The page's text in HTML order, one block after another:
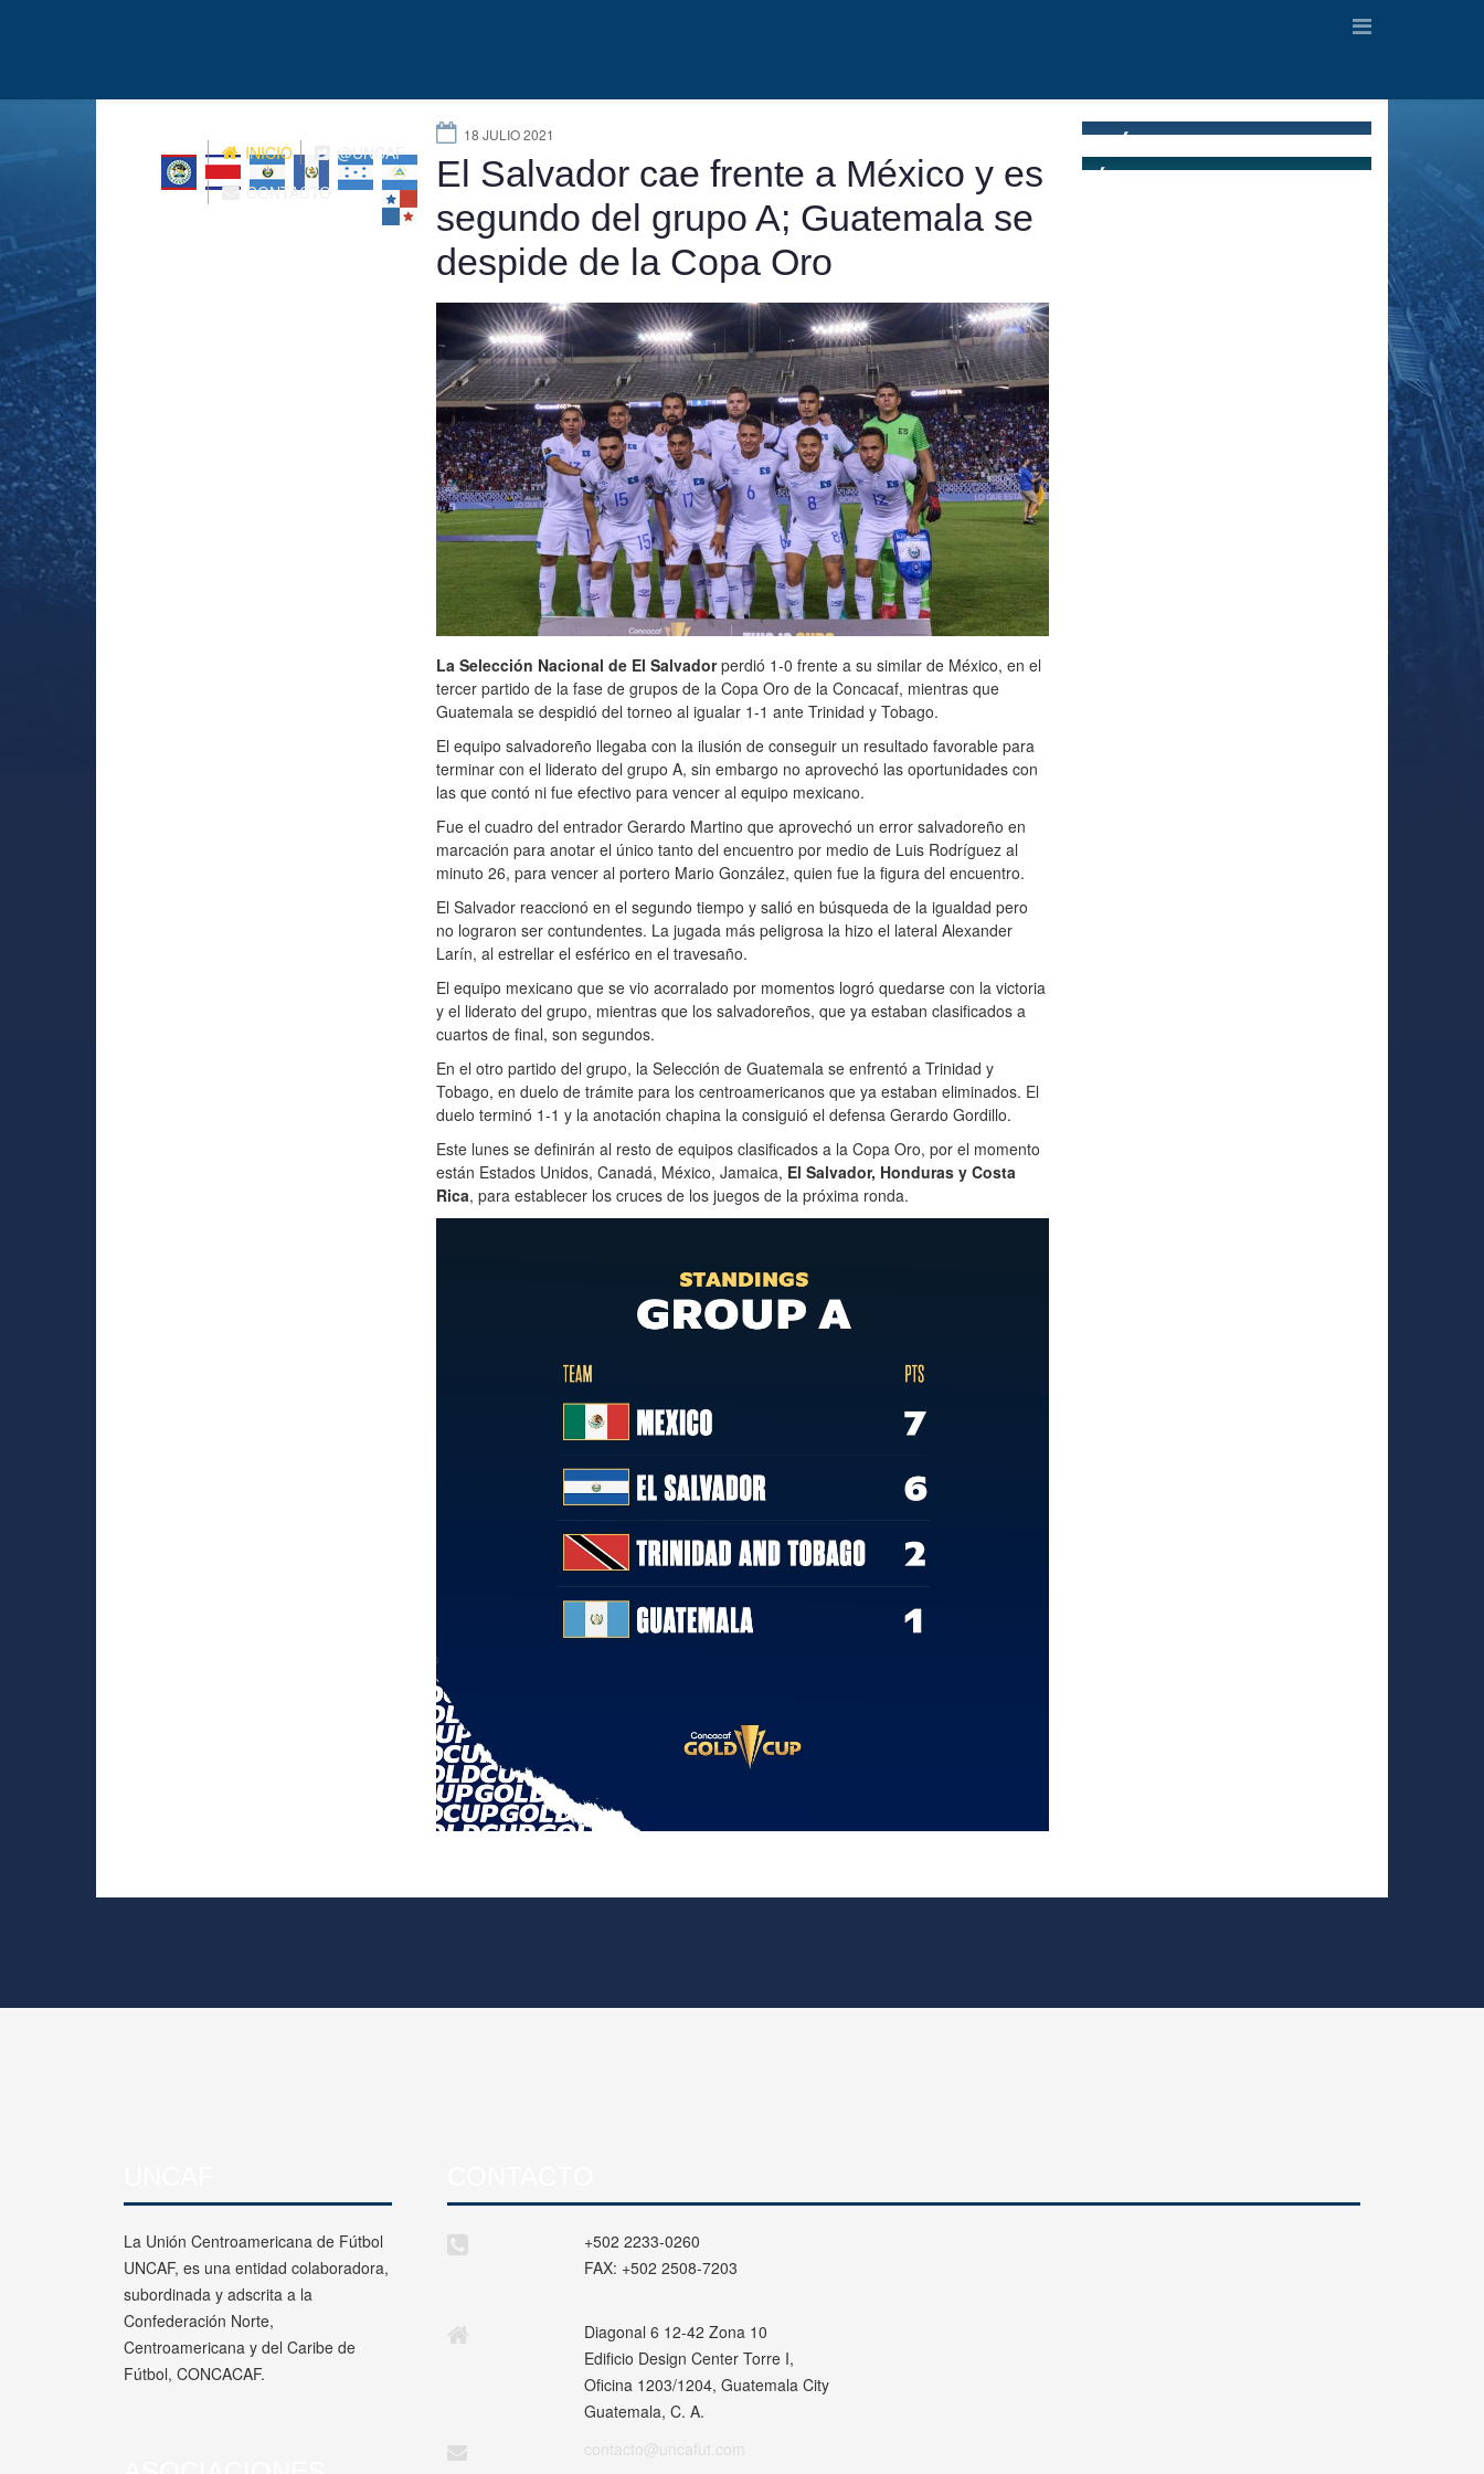
INICIO
@UNCAF
CONTACTO
18 JULIO 2021
El Salvador cae frente a México y es
segundo del grupo A; Guatemala se
despide de la Copa Oro
La Selección Nacional de El Salvadorperdió 1-0 frente a su similar de México, en el
tercer partido de la fase de grupos de la Copa Oro de la Concacaf, mientras que
Guatemala se despidió del torneo al igualar 1-1 ante Trinidad y Tobago.
El equipo salvadoreño llegaba con la ilusión de conseguir un resultado favorable para
terminar con el liderato del grupo A, sin embargo no aprovechó las oportunidades con
las que contó ni fue efectivo para vencer al equipo mexicano.
Fue el cuadro del entrador Gerardo Martino que aprovechó un error salvadoreño en
marcación para anotar el único tanto del encuentro por medio de Luis Rodríguez al
minuto 26, para vencer al portero Mario González, quien fue la figura del encuentro.
El Salvador reaccionó en el segundo tiempo y salió en búsqueda de la igualdad pero
no lograron ser contundentes. La jugada más peligrosa la hizo el lateral Alexander
Larín, al estrellar el esférico en el travesaño.
El equipo mexicano que se vio acorralado por momentos logró quedarse con la victoria
y el liderato del grupo, mientras que los salvadoreños, que ya estaban clasificados a
cuartos de final, son segundos.
En el otro partido del grupo, la Selección de Guatemala se enfrentó a Trinidad y
Tobago, en duelo de trámite para los centroamericanos que ya estaban eliminados. El
duelo terminó 1-1 y la anotación chapina la consiguió el defensa Gerardo Gordillo.
Este lunes se definirán al resto de equipos clasificados a la Copa Oro, por el momento
están Estados Unidos, Canadá, México, Jamaica, El Salvador, Honduras y Costa
Rica, para establecer los cruces de los juegos de la próxima ronda.
La Unión Centroamericana de Fútbol
UNCAF, es una entidad colaboradora,
subordinada y adscrita a la
Confederación Norte,
Centroamericana y del Caribe de
Fútbol, CONCACAF.
+502 2233-0260
FAX: +502 2508-7203
Diagonal 6 12-42 Zona 10
Edificio Design Center Torre I,
Oficina 1203/1204, Guatemala City
Guatemala, C. A.
contacto@uncafut.com